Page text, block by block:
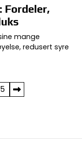
Fordeler,
mange
redusert syre
5